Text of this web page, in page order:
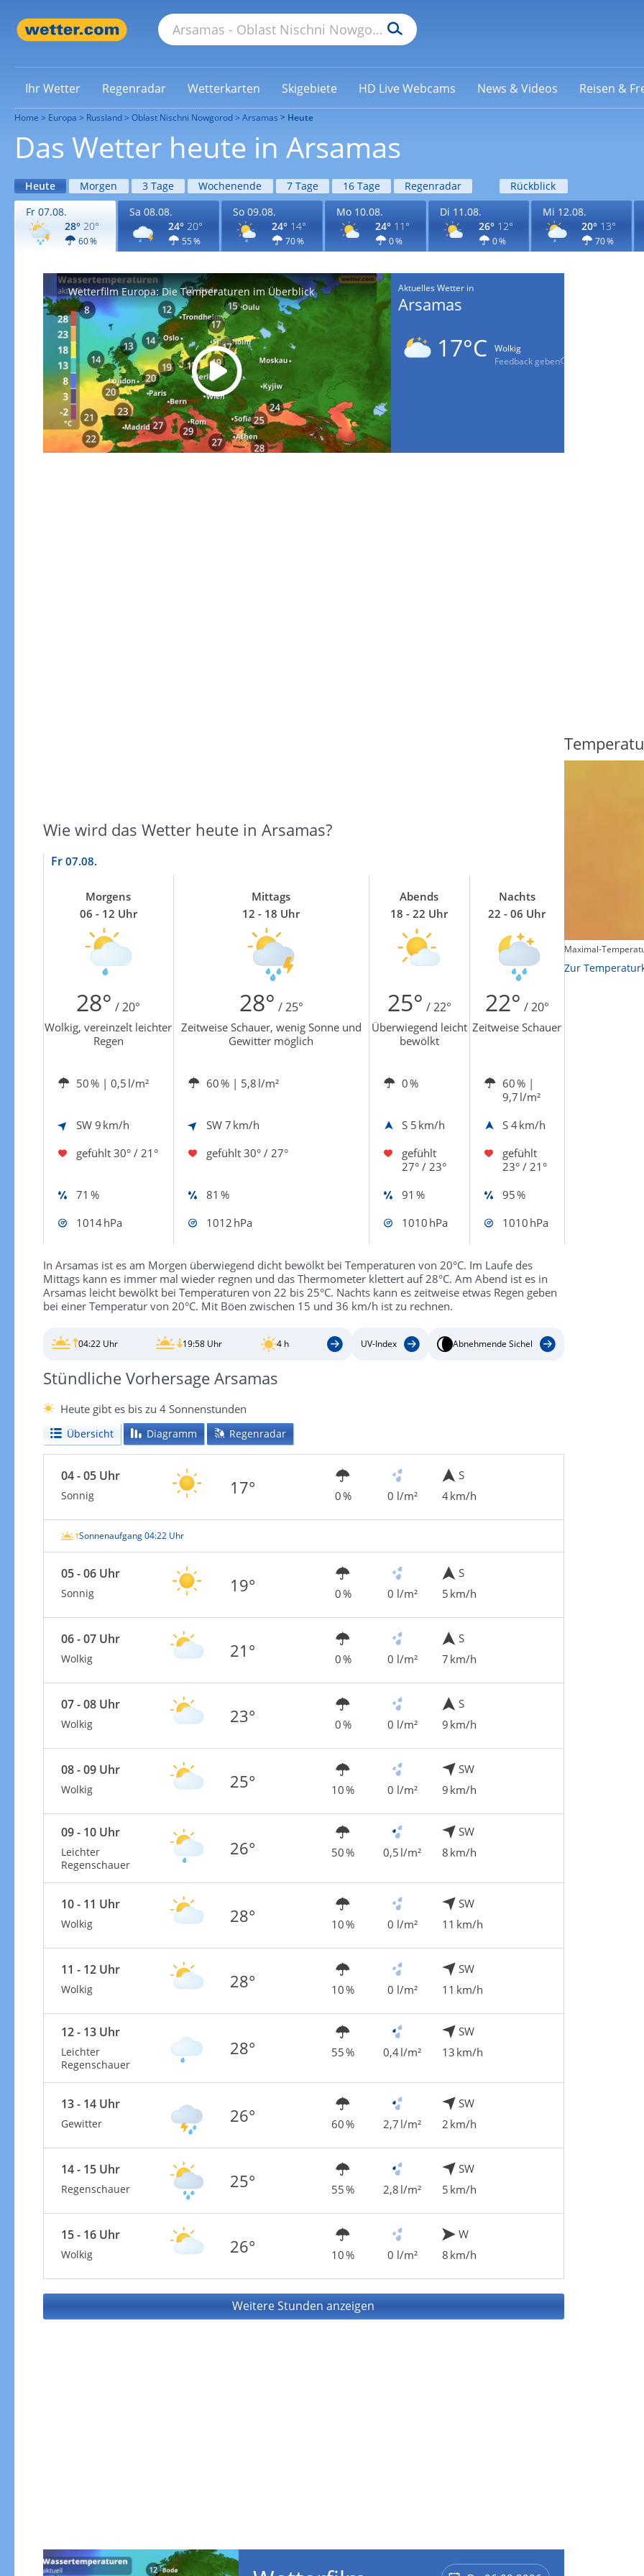
Ihr Wetter Regenradar Wetterkarten Skigebiete HD Live Webcams News & Videos Reisen &
Home Europa Russland Oblast Nischni Nowgorod Arsamas Heute
Das Wetter heute in Arsamas
Heute Morgen 3 Tage Wochenende 7 Tage 16 Tage Regenradar
Rückblick
Fr 07.08.
28° 20°
60 %
Sa 08.08.
24° 20°
55 %
So 09.08.
24° 14°
70 %
Mo 10.08.
24° 11°
0 %
Di 11.08.
26° 12°
0 %
Mi 12.08.
20° 13°
70 %
Wetterfilm Europa: Die Temperaturen im Überblick Aktuelles Wetter in
Arsamas
17°C
Wolkig
Feedback geben
Wie wird das Wetter heute in Arsamas?
Fr 07.08.
Morgens
06 - 12 Uhr
Mittags
12 - 18 Uhr
Abends
18 - 22 Uhr
Nachts
22 - 06 Uhr
28° / 20° 28° / 25° 25° / 22° 22° / 20°
Wolkig, vereinzelt leichter
Regen
Zeitweise Schauer, wenig Sonne und
Gewitter möglich
Überwiegend leicht
bewölkt
Zeitweise Schauer
50 % | 0,5 l/m² 60 % | 5,8 l/m² 0 % 60 % |
9,7 l/m²
SW 9 km/h SW 7 km/h S 5 km/h S 4 km/h
gefühlt 30° / 21° gefühlt 30° / 27°
gefühlt
27° / 23°
gefühlt
23° / 21°
71 %
81 % 91 %
95 %
1014 hPa
1012 hPa 1010 hPa 1010 hPa
In Arsamas ist es am Morgen überwiegend dicht bewölkt bei Temperaturen von 20°C. Im Laufe des
Mittags kann es immer mal wieder regnen und das Thermometer klettert auf 28°C. Am Abend ist es in
Arsamas leicht bewölkt bei Temperaturen von 22 bis 25°C. Nachts kann es zeitweise etwas Regen geben
bei einer Temperatur von 20°C. Mit Böen zwischen 15 und 36 km/h ist zu rechnen.
04:22 Uhr 19:58 Uhr 4 h UV-Index Abnehmende Sichel
Stündliche Vorhersage Arsamas
Heute gibt es bis zu 4 Sonnenstunden
Übersicht Diagramm Regenradar
04 - 05 Uhr
Sonnig 17° 0 % 0 l/m²
S
4 km/h
Sonnenaufgang 04:22 Uhr
05 - 06 Uhr
Sonnig 19° 0 % 0 l/m²
S
5 km/h
06 - 07 Uhr
Wolkig 21° 0 % 0 l/m²
S
7 km/h
07 - 08 Uhr
Wolkig 23° 0 % 0 l/m²
S
9 km/h
08 - 09 Uhr
Wolkig 25° 10 % 0 l/m²
SW
9 km/h
09 - 10 Uhr
Leichter
Regenschauer
26° 50 % 0,5 l/m²
SW
8 km/h
10 - 11 Uhr
Wolkig 28° 10 % 0 l/m²
SW
11 km/h
11 - 12 Uhr
Wolkig 28° 10 % 0 l/m²
SW
11 km/h
12 - 13 Uhr
Leichter
Regenschauer
28° 55 % 0,4 l/m²
SW
13 km/h
13 - 14 Uhr
Gewitter 26° 60 % 2,7 l/m²
SW
2 km/h
14 - 15 Uhr
Regenschauer 25° 55 % 2,8 l/m²
SW
5 km/h
15 - 16 Uhr
Wolkig 26° 10 % 0 l/m²
W
8 km/h
Weitere Stunden anzeigen
Gewitterrisiko in 3h
Zur Gewitterrisikokarte
Zum animierten Regenradar Maximal-
Zur